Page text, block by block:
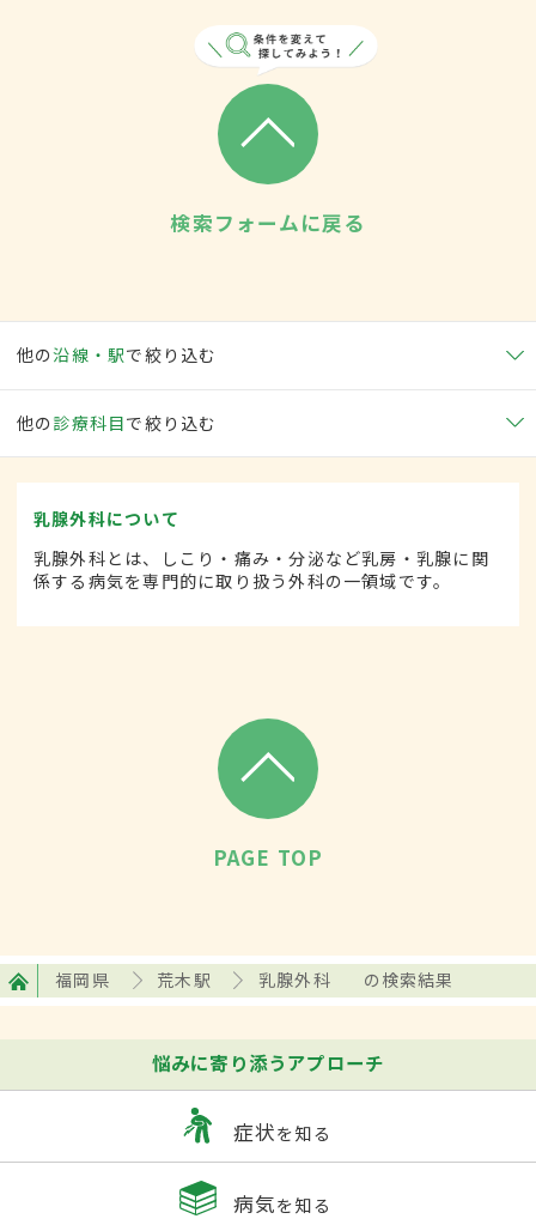
検索フォームに戻る
他の沿線・駅で絞り込む
他の 診療科目で絞り込む
乳腺外科について
乳腺外科とは、しこり・痛み・分泌など乳房・乳腺に関
係する病気を専門的に取り扱う外科の一領域です。
PAGE TOP
福岡県 荒木駅 乳腺外科 の検索結果
悩みに寄り添うアプローチ
症状を知る
病気を知る